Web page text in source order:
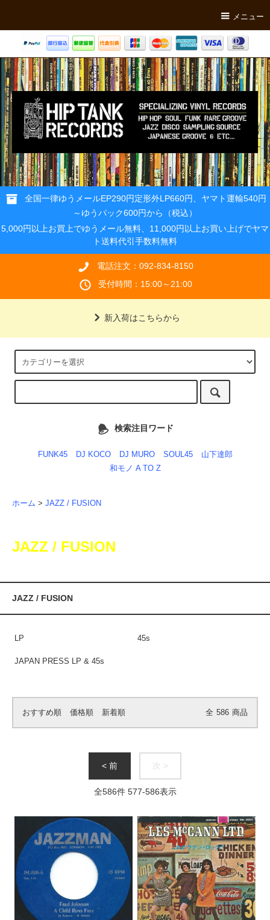
メニュー
全国一律ゆうメールEP290円定形外LP660円、ヤマト運輸540円
～ゆうパック600円から（税込）
5,000円以上お買上でゆうメール無料、11,000円以上お買い上げでヤマ
ト送料代引手数料無料
電話注文：092-834-8150
受付時間：15:00～21:00
新入荷はこちらから
検索注目ワード
FUNK45 DJ KOCO DJ MURO SOUL45
山下達郎
和モノ A TO Z
ホーム > JAZZ / FUSION
JAZZ / FUSION
JAZZ / FUSION
LP 45s
JAPAN PRESS LP & 45s
おすすめ順 価格順 新着順 全 586 商品
< 前 次 >
全586件 577-586表示